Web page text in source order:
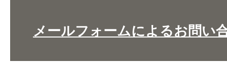
メールフォームによるお問い